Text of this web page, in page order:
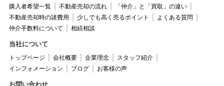
購入者希望一覧
不動産売却の流れ
「仲介」と「買取」の違い
不動産売却時の諸費用
少しでも高く売るポイント
よくある質問
仲介手数料について
相続相談
当社について
トップページ 会社概要 企業理念
スタッフ紹介
インフォメーション
ブログ お客様の声
お問い合わせ